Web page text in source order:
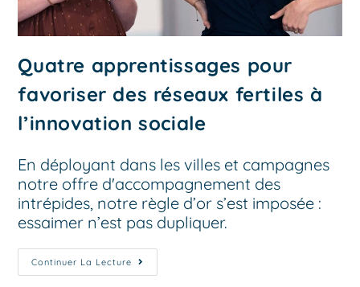
Quatre apprentissages pour
favoriser des réseaux fertiles à
l’innovation sociale
En déployant dans les villes et campagnes
notre offre d'accompagnement des
intrépides, notre règle d’or s’est imposée :
essaimer n’est pas dupliquer.
Continuer La Lecture